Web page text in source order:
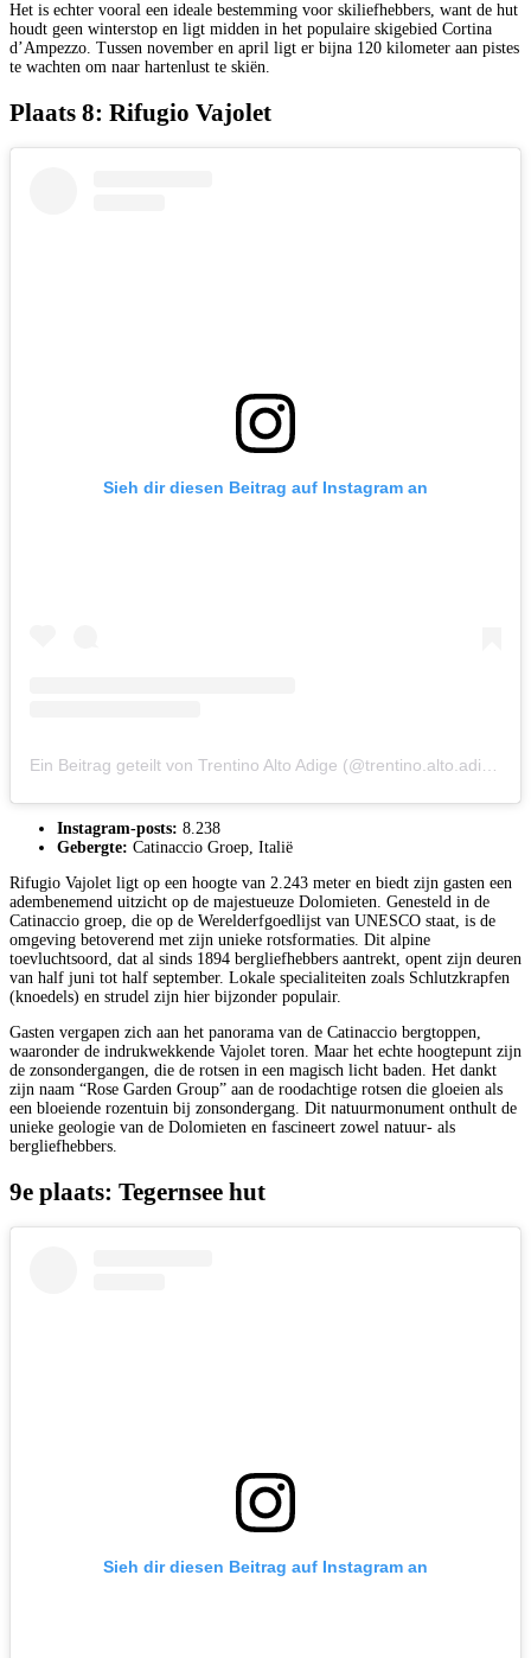
Het is echter vooral een ideale bestemming voor skiliefhebbers, want de hut
houdt geen winterstop en ligt midden in het populaire skigebied Cortina
d’Ampezzo. Tussen november en april ligt er bijna 120 kilometer aan pistes
te wachten om naar hartenlust te skiën.
Plaats 8: Rifugio Vajolet
Sieh dir diesen Beitrag auf Instagram an
Ein Beitrag geteilt von Trentino Alto Adige (@trentino.alto.adige_on_travel)
Instagram-posts: 8.238
Gebergte: Catinaccio Groep, Italië
Rifugio Vajolet ligt op een hoogte van 2.243 meter en biedt zijn gasten een
adembenemend uitzicht op de majestueuze Dolomieten. Genesteld in de
Catinaccio groep, die op de Werelderfgoedlijst van UNESCO staat, is de
omgeving betoverend met zijn unieke rotsformaties. Dit alpine
toevluchtsoord, dat al sinds 1894 bergliefhebbers aantrekt, opent zijn deuren
van half juni tot half september. Lokale specialiteiten zoals Schlutzkrapfen
(knoedels) en strudel zijn hier bijzonder populair.
Gasten vergapen zich aan het panorama van de Catinaccio bergtoppen,
waaronder de indrukwekkende Vajolet toren. Maar het echte hoogtepunt zijn
de zonsondergangen, die de rotsen in een magisch licht baden. Het dankt
zijn naam “Rose Garden Group” aan de roodachtige rotsen die gloeien als
een bloeiende rozentuin bij zonsondergang. Dit natuurmonument onthult de
unieke geologie van de Dolomieten en fascineert zowel natuur- als
bergliefhebbers.
9e plaats: Tegernsee hut
Sieh dir diesen Beitrag auf Instagram an